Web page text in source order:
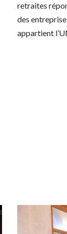
retraites
des
appartient